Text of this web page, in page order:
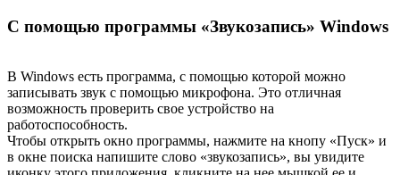
С помощью программы «Звукозапись» Windows
В Windows есть программа, с помощью которой можно
записывать звук с помощью микрофона. Это отличная
возможность проверить свое устройство на
работоспособность.
Чтобы открыть окно программы, нажмите на кнопу «Пуск» и
в окне поиска напишите слово «звукозапись», вы увидите